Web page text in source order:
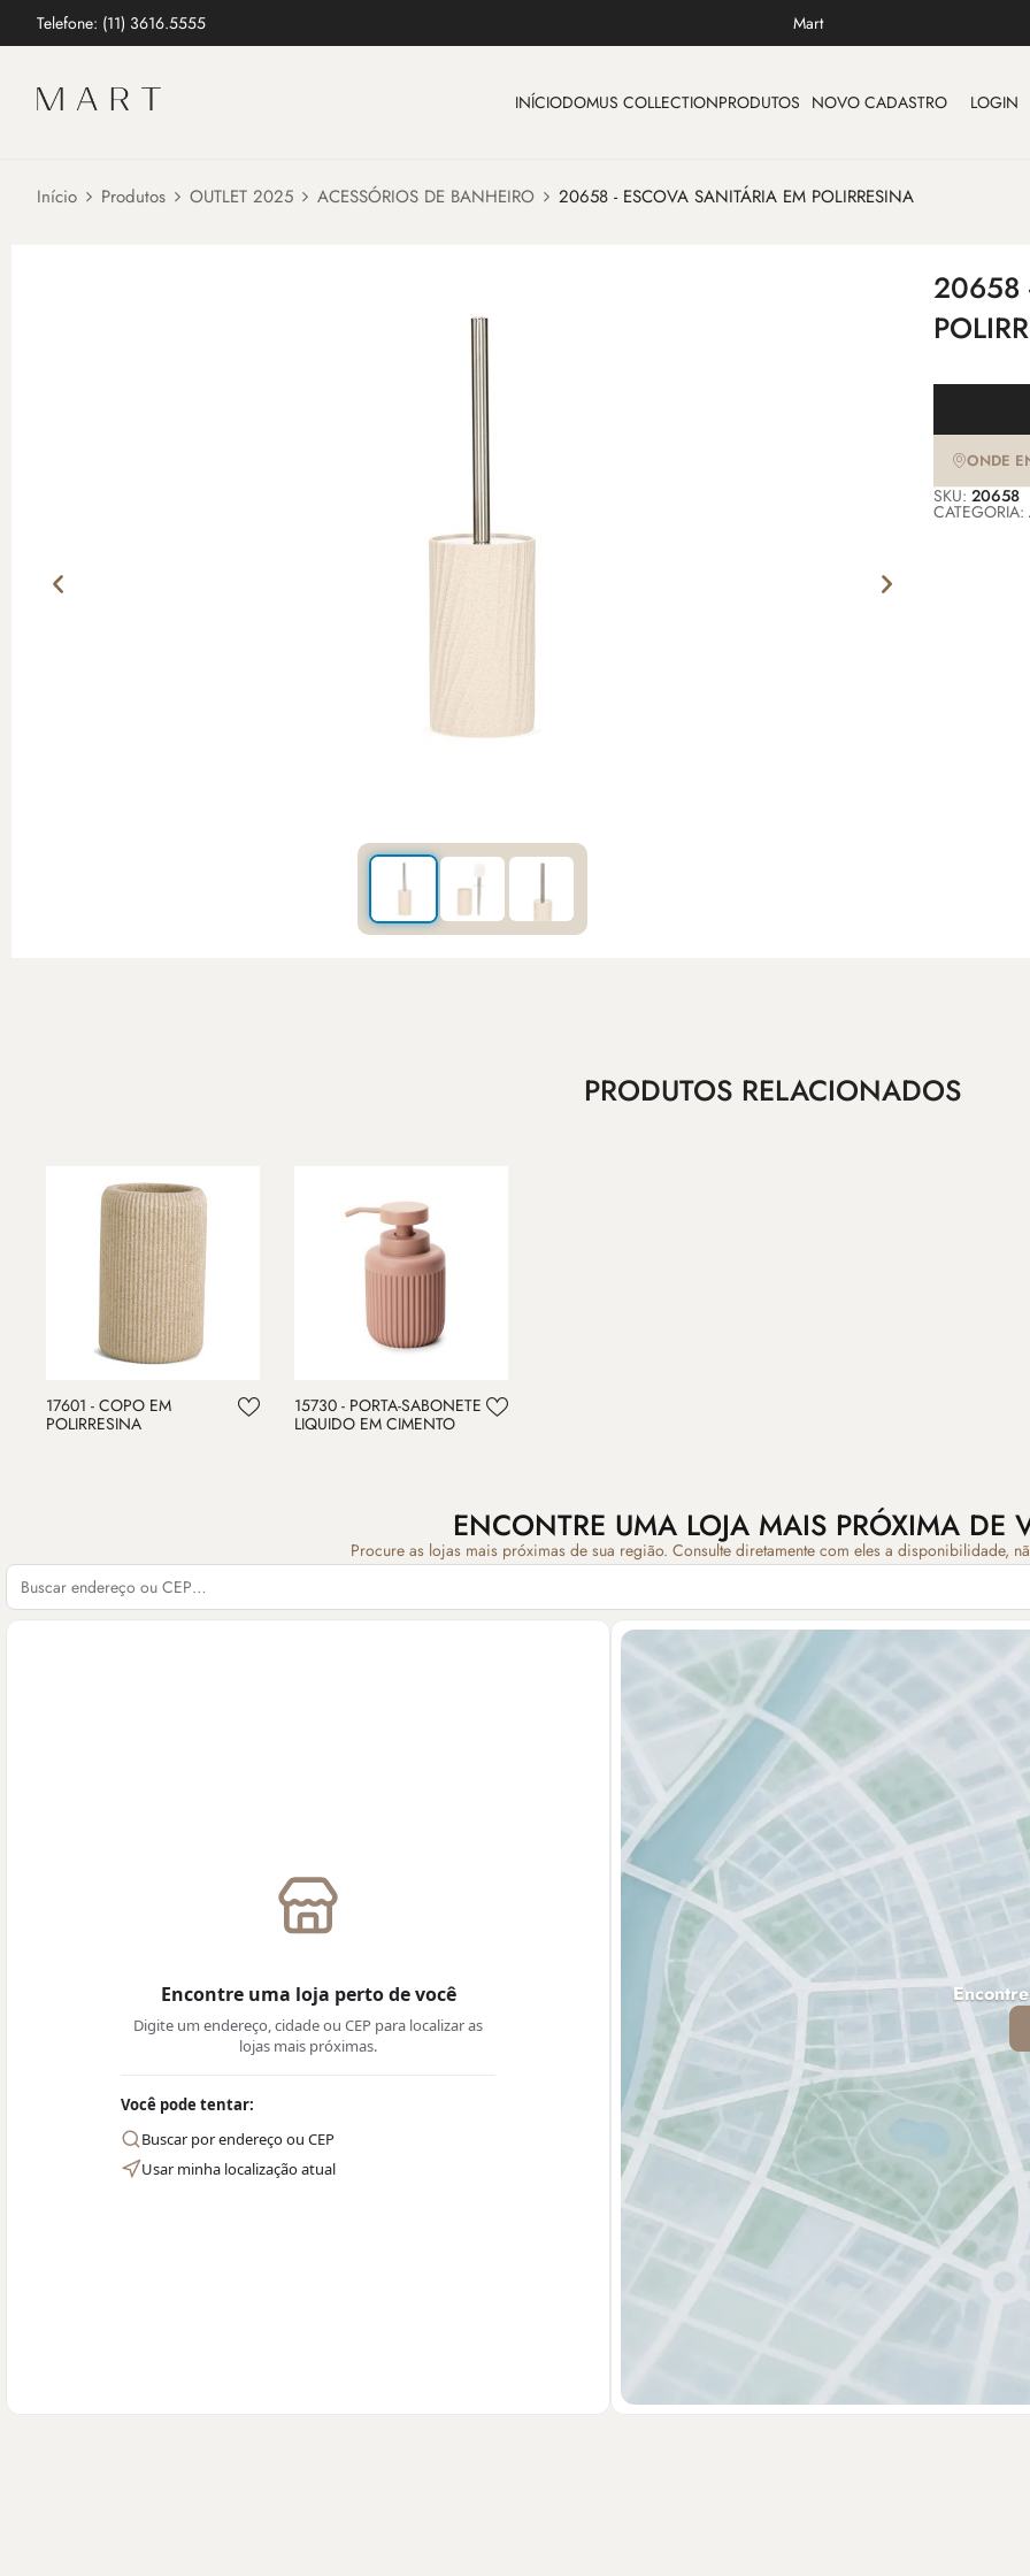
Telefone: (11) 3616.5555 Mart
INÍCIODOMUS COLLECTIONPRODUTOS NOVO CADASTRO LOGIN
Início Produtos OUTLET 2025 ACESSÓRIOS DE BANHEIRO 20658 - ESCOVA SANITÁRIA EM POLIRRESINA
20658
ONDE
SKU:20658
CATEGORIA:
PRODUTOS RELACIONADOS
17601 - COPO EM
POLIRRESINA
15730 - PORTA-SABONETE
LIQUIDO EM CIMENTO
ENCONTRE UMA LOJA MAIS PRÓXIMA DE
Procure as lojas mais próximas de sua região. Consulte diretamente com eles a disponibilidade,
Encontre uma loja perto de você
Digite um endereço, cidade ou CEP para localizar as
lojas mais próximas.
Você pode tentar:
Buscar por endereço ou CEP
Usar minha localização atual